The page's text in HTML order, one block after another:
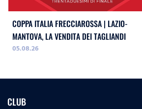
COPPA ITALIA FRECCIAROSSA | LAZIO-
MANTOVA, LA VENDITA DEI TAGLIANDI
05.08.26
CLUB